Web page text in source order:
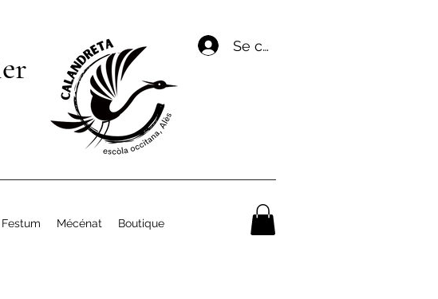
Se connecter
Mécénat Boutique